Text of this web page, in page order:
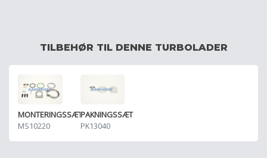
TILBEHØR TIL DENNE TURBOLADER
MONTERINGSSÆT
MS10220
PAKNINGSSÆT
PK13040